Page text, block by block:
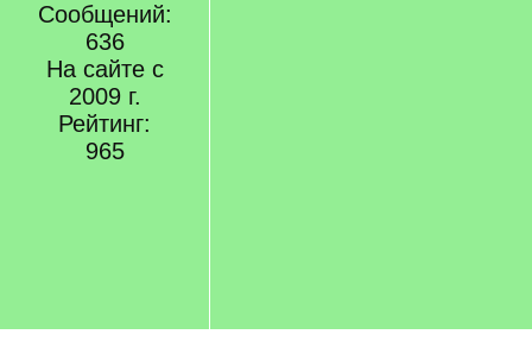
Сообщений:
636
На сайте с
2009 г.
Рейтинг:
965